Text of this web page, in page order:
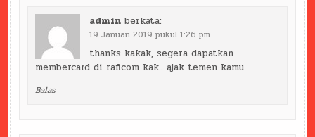
admin berkata:
19 Januari 2019 pukul 1:26 pm
thanks kakak, segera dapatkan
membercard di raficom kak.. ajak temen kamu
Balas